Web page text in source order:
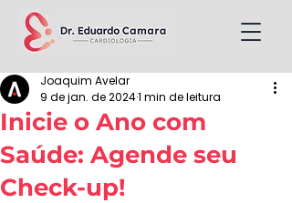
Inicie o Ano com
Saúde: Agende seu
Check-up!
Joaquim Avelar
9 de jan. de 20241 min de leitura